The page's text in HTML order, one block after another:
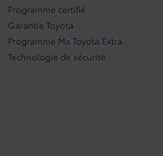
Programme certifié
Garantie Toyota
Programme Ma Toyota Extra
Technologie de sécurité